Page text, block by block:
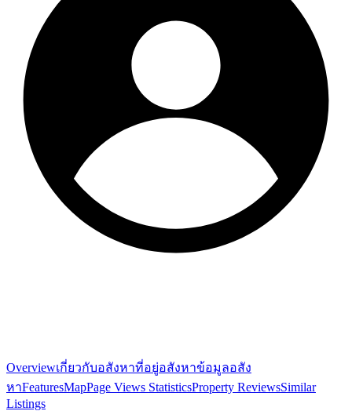
Overviewเกี่ยวกับอสังหาที่อยู่อสังหาข้อมูลอสัง
หาFeaturesMapPage Views StatisticsProperty ReviewsSimilar
Listings